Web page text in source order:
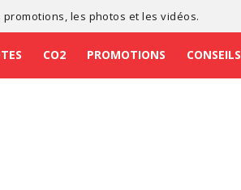
promotions , les photos et les vidéos.
CO2 PROMOTIONS CONSEILS